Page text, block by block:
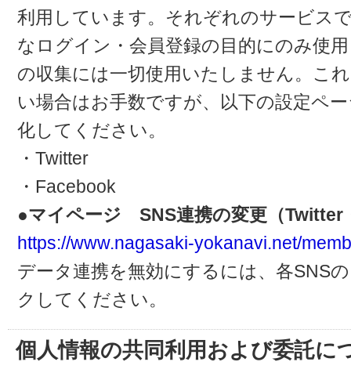
利用しています。それぞれのサービス
なログイン・会員登録の目的にのみ使
の収集には一切使用いたしません。こ
い場合はお手数ですが、以下の設定ペ
化してください。
・Twitter
・Facebook
●マイページ SNS連携の変更（Twitter
https://www.nagasaki-yokanavi.net/
データ連携を無効にするには、各SNS
クしてください。
個人情報の共同利用および委託に